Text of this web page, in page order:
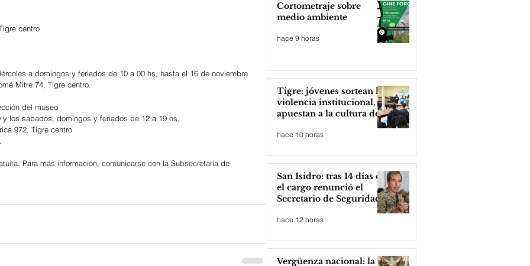
centro
a domingos y feriados de 10 a 00 hs, hasta el 16 de noviembre
Mitre 74, Tigre centro.
del museo
los sábados, domingos y feriados de 12 a 19 hs.
972, Tigre centro
Para más información, comunicarse con la Subsecretaría de
Cortometraje sobre
medio ambiente
hace 9 horas
Tigre: jóvenes sortean la
violencia institucional,
apuestan a la cultura del
hace 10 horas
San Isidro: tras 14 días en
el cargo renunció el
Secretario de Seguridad
hace 12 horas
Vergüenza nacional: la